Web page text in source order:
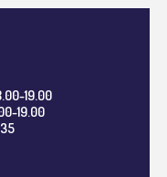
19.00
19.00